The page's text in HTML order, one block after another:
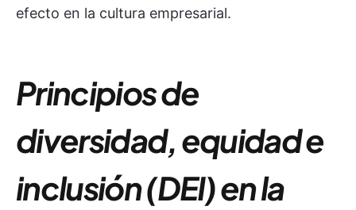
efecto en la cultura empresarial.
Principios de
diversidad, equidad e
inclusión (DEI) en la